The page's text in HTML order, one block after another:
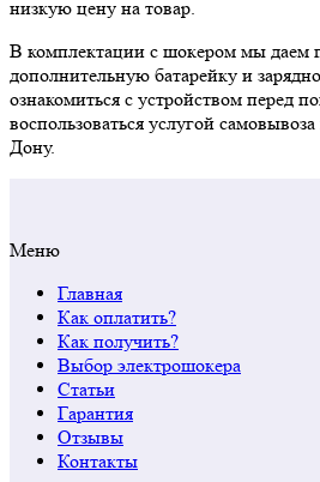
низкую цену на товар.
В комплектации с шокером мы даем
дополнительную батарейку и
ознакомиться с устройством перед
воспользоваться услугой
Дону.
Меню
Главная
Как оплатить?
Как получить?
Выбор электрошокера
Статьи
Гарантия
Отзывы
Контакты